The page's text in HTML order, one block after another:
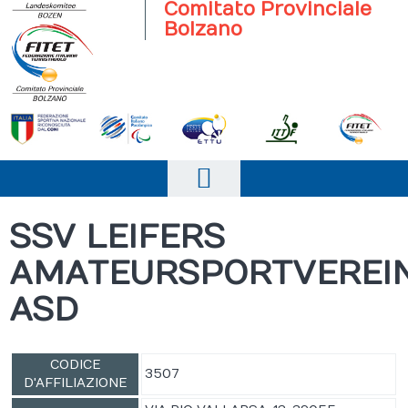
Comitato Provinciale
Bolzano
Il comitato
News
Documenti
SSV LEIFERS
ASD
CODICE
D'AFFILIAZIONE
3507